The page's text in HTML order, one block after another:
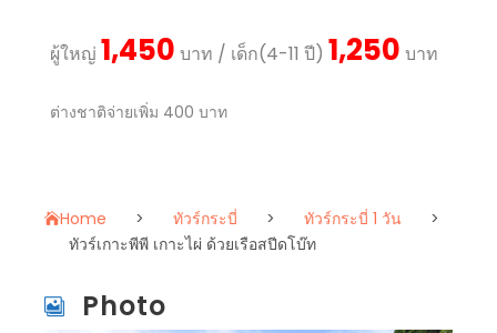
ผู้ใหญ่ 1,450 บาท / เด็ก(4-11 ปี) 1,250 บาท
ต่างชาติจ่ายเพิ่ม 400 บาท
Home > ทัวร์กระบี่ > ทัวร์กระบี่ 1 วัน
>
ทัวร์เกาะพีพี เกาะไผ่ ด้วยเรือสปีดโบ๊ท
Photo